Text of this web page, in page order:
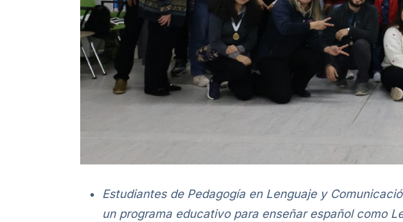
Estudiantes de Pedagogía en Lenguaje y
un programa educativo para enseñar español como